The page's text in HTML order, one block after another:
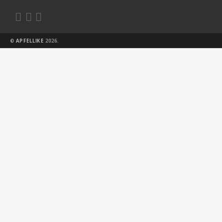
  
©APFELLIKE 2026.